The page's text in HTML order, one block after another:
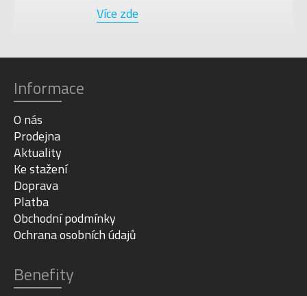
Více zde
Informace
O nás
Prodejna
Aktuality
Ke stažení
Doprava
Platba
Obchodní podmínky
Ochrana osobních údajů
Benefity